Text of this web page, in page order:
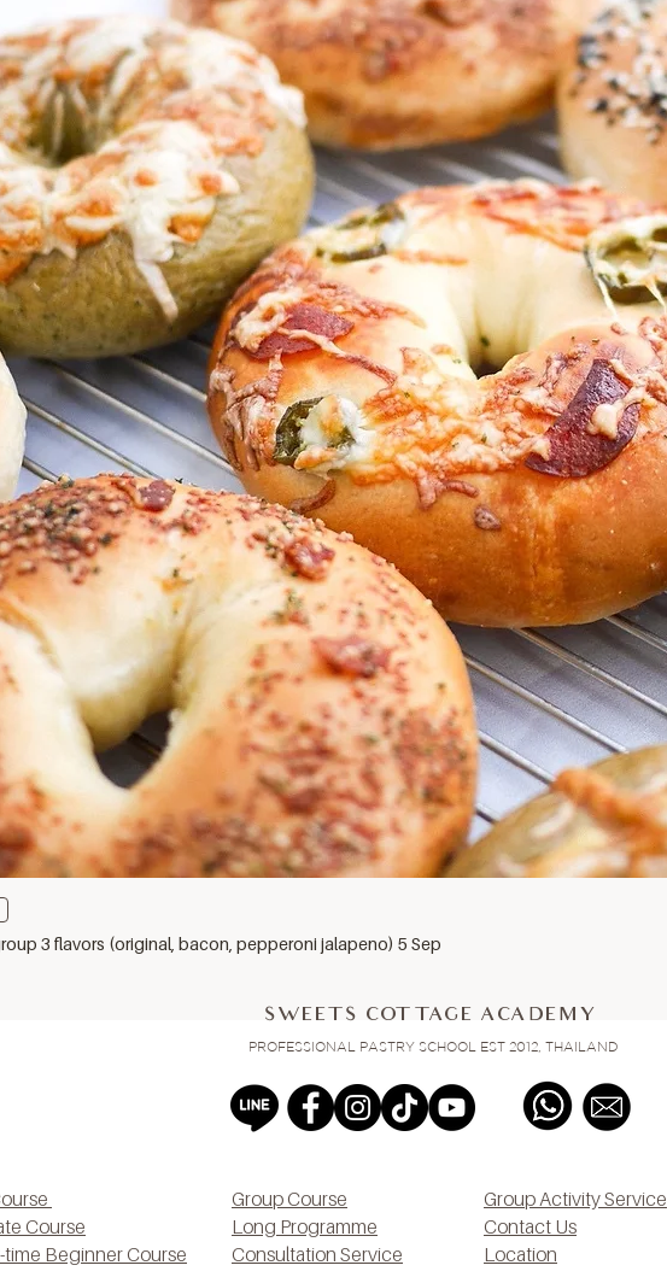
3 flavors (original, bacon, pepperoni jalapeno) 5 Sep
SWEETS COTTAGE ACADEMY
PROFESSIONAL PASTRY SCHOOL EST 2012, THAILAND
Course
time Beginner Course
Group Course
Long Programme
Consultation Service
Group Activity Service
Contact Us
Location